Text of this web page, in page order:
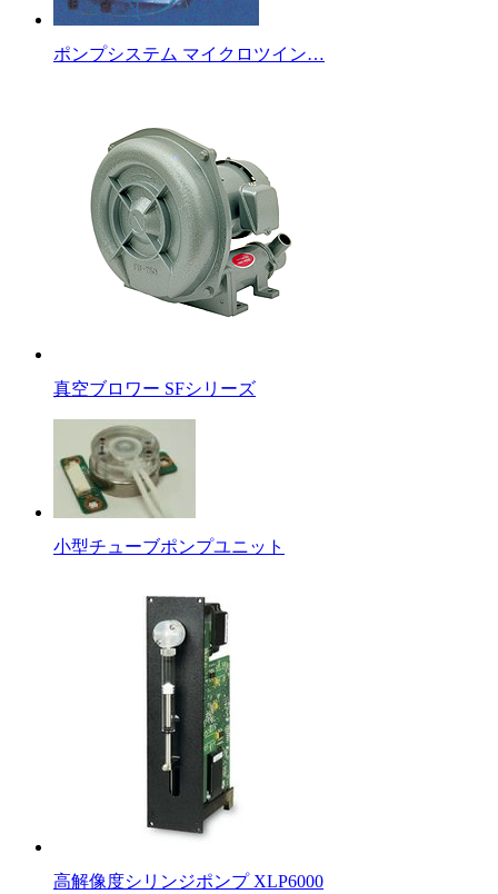
ポンプシステム マイクロツイン…
真空ブロワー SFシリーズ
小型チューブポンプユニット
高解像度シリンジポンプ XLP6000